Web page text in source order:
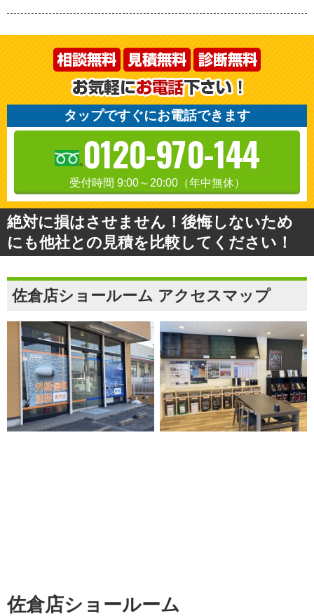
タップですぐにお電話できます
0120-970-144
受付時間 9:00～20:00（年中無休）
絶対に損はさせません！後悔しないため
にも他社との見積を比較してください！
佐倉店ショールーム アクセスマップ
佐倉店ショールーム